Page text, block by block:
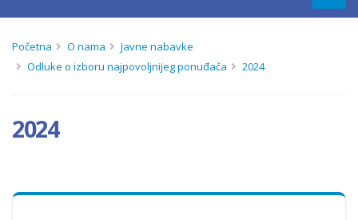
Početna O nama
Javne nabavke
Odluke o izboru najpovoljnijeg ponuđača
2024
2024